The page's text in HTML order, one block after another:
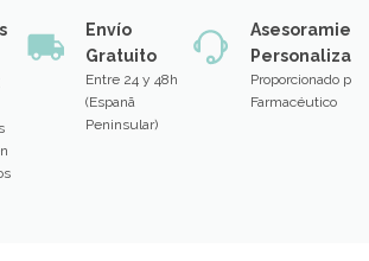
Envío
Gratuito
Entre 24 y 48h
(Espanã
Peninsular)
Proporcionado por
Farmacéutico